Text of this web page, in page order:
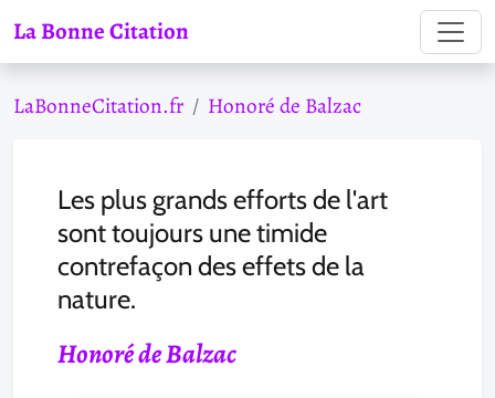
La Bonne Citation
LaBonneCitation.fr Honoré de Balzac
Les plus grands efforts de l'art
sont toujours une timide
contrefaçon des effets de la
nature.
Honoré de Balzac